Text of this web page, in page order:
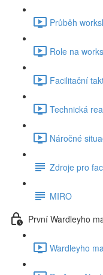
Průběh
Role na
Facilitační
Technická
Náročné
Zdroje pro
MIRO
První Wardleyho
Wardleyho